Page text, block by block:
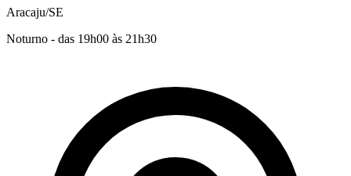
Aracaju/SE
Noturno - das 19h00 às 21h30